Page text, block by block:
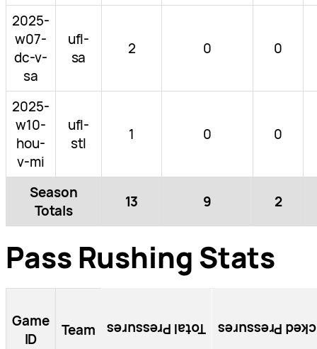
2025-
w07-
dc-v-
sa
ufl-
sa
2 0 0
2025-
w10-
hou-
v-mi
ufl-
stl
1 0 0
Season
Totals
13 9 2
Pass Rushing Stats
Game
ID
Team Total Pressures Blocked